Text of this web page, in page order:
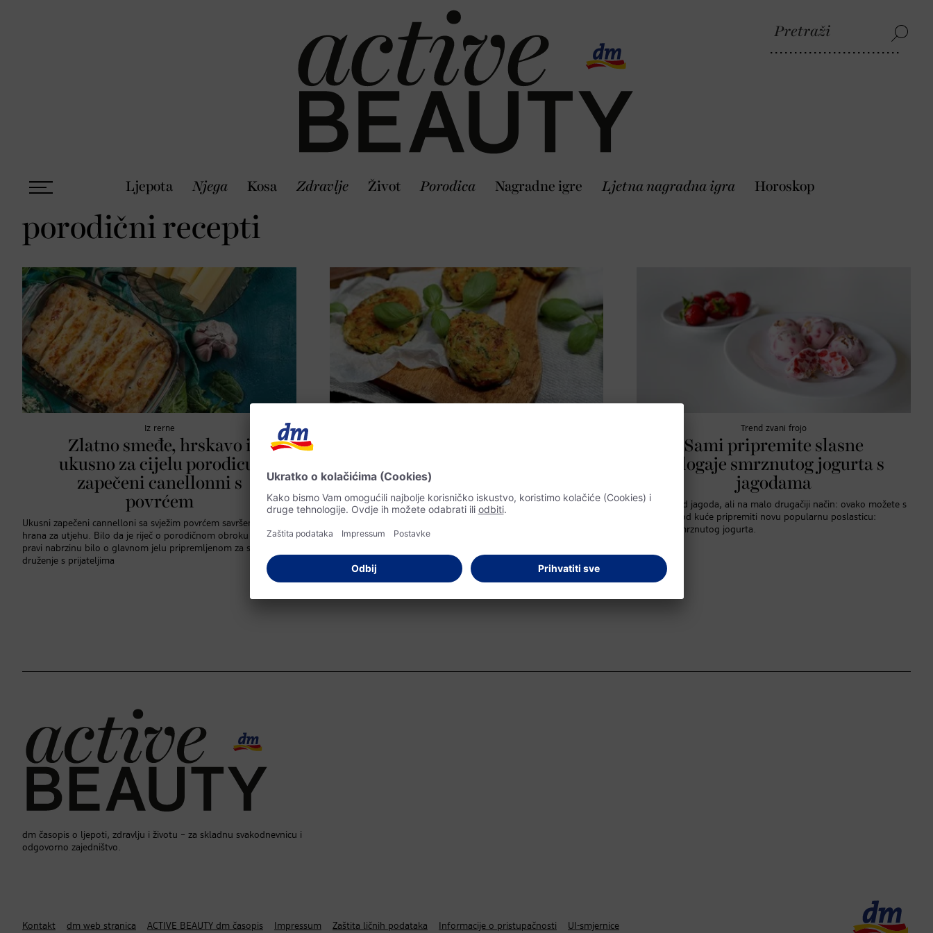
Ljepota Njega Kosa Zdravlje Život Porodica Nagradne igre Ljetna nagradna igra Horoskop
porodični recepti
Iz rerne
Zlatno smeđe, hrskavo i
ukusno za cijelu porodicu:
zapečeni canellonni s
povrćem
Ukusni zapečeni cannelloni sa svježim povrćem savršena su
hrana za utjehu. Bilo da je riječ o porodičnom obroku koje se
pravi nabrzinu bilo o glavnom jelu pripremljenom za sljedeće
druženje s prijateljima
Couscous, ali u hrskavoj verziji: ovi popečci od couscousa i tikvica
ukusni su i lako se pripremaju unaprijed. Savršeno ljetno jelo!
Trend zvani frojo
Sami pripremite slasne
zalogaje smrznutog jogurta s
jagodama
Sladoled od jagoda, ali na malo drugačiji način: ovako možete s
lakoćom kod kuće pripremiti novu popularnu poslasticu:
zalogaje smrznutog jogurta.
dm časopis o ljepoti, zdravlju i životu – za skladnu svakodnevnicu i
odgovorno zajedništvo.
Kontakt dm web stranica ACTIVE BEAUTY dm časopis Impressum Zaštita ličnih podataka Informacije o pristupačnosti UI-smjernice